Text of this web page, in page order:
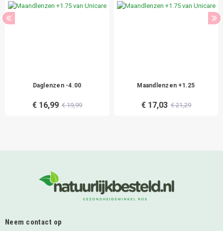
Daglenzen -4.00
€ 16,99 € 19,99
Maandlenzen +1.25
€ 17,03 € 21,29
Neem contact op